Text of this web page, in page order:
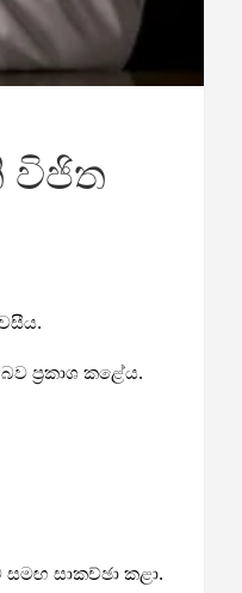
විජිත
ප්‍රකාශ කළේය.
සාකච්ඡා කළා.